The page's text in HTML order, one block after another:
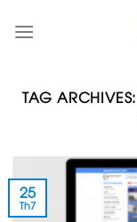
TAG ARCHIVES:
25
Th7